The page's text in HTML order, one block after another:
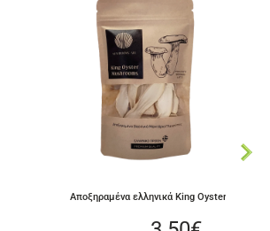
Αποξηραμένα ελληνικά King Oyster Mushrooms